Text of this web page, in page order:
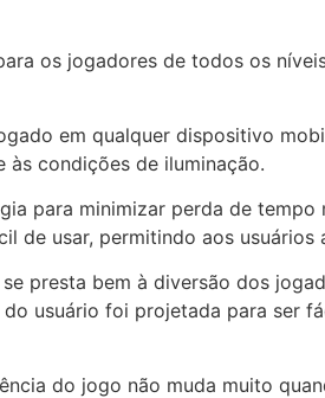
os jogadores de todos os
em qualquer dispositivo
condições de iluminação.
para minimizar perda de
usar, permitindo aos
presta bem à diversão dos
usuário foi projetada para ser
do jogo não muda muito